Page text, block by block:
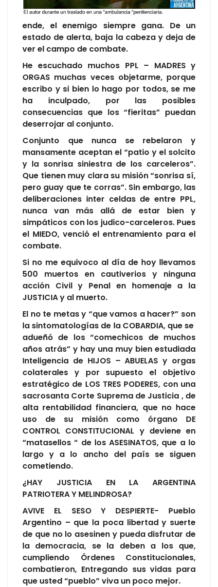
ende, el enemigo siempre gana. De un
estado de alerta, baja la cabeza y deja de
ver el campo de combate.
He escuchado muchos PPL – MADRES y
ORGAS muchas veces objetarme, porque
escribo y si bien lo hago por todos, se me
ha inculpado, por las posibles
consecuencias que los “fieritas” puedan
deserrojar al conjunto.
Conjunto que nunca se rebelaron y
mansamente aceptan el “patio y el solcito
y la sonrisa siniestra de los carceleros”.
Que tienen muy clara su misión “sonrisa sí,
pero guay que te corras”. Sin embargo, las
deliberaciones inter celdas de entre PPL,
nunca van más allá de estar bien y
simpáticos con los judico-carceleros. Pues
el MIEDO, venció el entrenamiento para el
combate.
Si no me equivoco al día de hoy llevamos
500 muertos en cautiverios y ninguna
acción Civil y Penal en homenaje a la
JUSTICIA y al muerto.
El no te metas y “que vamos a hacer?” son
la sintomatologías de la COBARDIA, que se
adueñó de los “comechicos de muchos
años atrás” y hay una muy bien estudiada
Inteligencia de HIJOS – ABUELAS y orgas
colaterales y por supuesto el objetivo
estratégico de LOS TRES PODERES, con una
sacrosanta Corte Suprema de Justicia , de
alta rentabilidad financiera, que no hace
uso de su misión como órgano DE
CONTROL CONSTITUCIONAL y deviene en
“matasellos “ de los ASESINATOS, que a lo
largo y a lo ancho del país se siguen
cometiendo.
¿HAY JUSTICIA EN LA ARGENTINA
PATRIOTERA Y MELINDROSA?
AVIVE EL SESO Y DESPIERTE- Pueblo
Argentino – que la poca libertad y suerte
de que no lo asesinen y pueda disfrutar de
la democracia, se la deben a los que,
cumpliendo Órdenes Constitucionales,
combatieron, Entregando sus vidas para
que usted “pueblo” viva un poco mejor.